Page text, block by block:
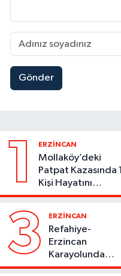
Gönder
1 ERZİNCAN
Mollaköy’deki
Patpat Kazasında 1
Kişi Hayatını
Kaybetti
3 ERZİNCAN
Refahiye-
Erzincan
Karayolunda
Kaza: Otomobil